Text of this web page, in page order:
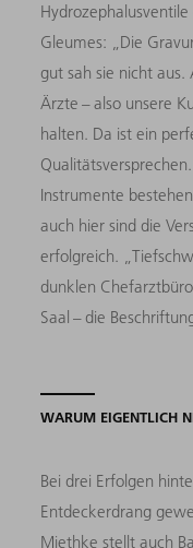
Gleumes: „Die
gut sah sie nicht aus.
Ärzte – also unsere
halten. Da ist ein
Instrumente
auch hier sind die
erfolgreich.
dunklen
Saal – die
WARUM EIGENTLICH
Bei drei Erfolgen
Entdeckerdrang
Miethke stellt auch